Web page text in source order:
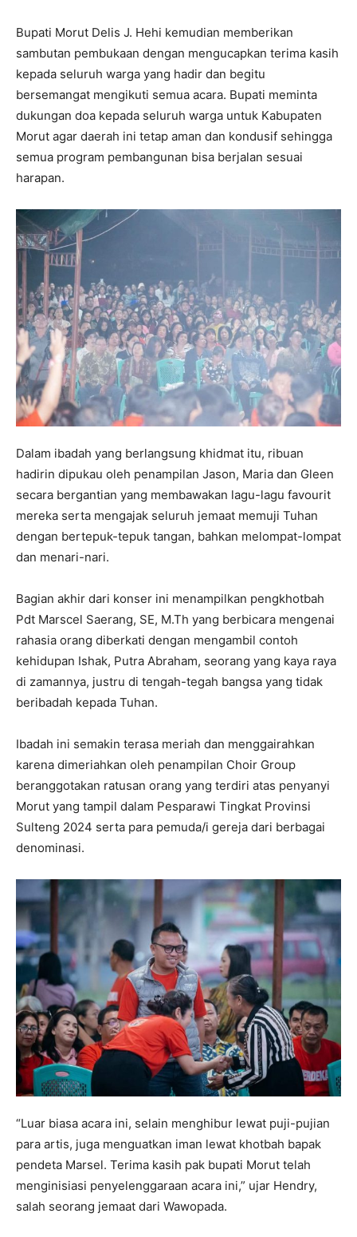
Bupati Morut Delis J. Hehi kemudian memberikan
sambutan pembukaan dengan mengucapkan terima kasih
kepada seluruh warga yang hadir dan begitu
bersemangat mengikuti semua acara. Bupati meminta
dukungan doa kepada seluruh warga untuk Kabupaten
Morut agar daerah ini tetap aman dan kondusif sehingga
semua program pembangunan bisa berjalan sesuai
harapan.
Dalam ibadah yang berlangsung khidmat itu, ribuan
hadirin dipukau oleh penampilan Jason, Maria dan Gleen
secara bergantian yang membawakan lagu-lagu favourit
mereka serta mengajak seluruh jemaat memuji Tuhan
dengan bertepuk-tepuk tangan, bahkan melompat-lompat
dan menari-nari.
Bagian akhir dari konser ini menampilkan pengkhotbah
Pdt Marscel Saerang, SE, M.Th yang berbicara mengenai
rahasia orang diberkati dengan mengambil contoh
kehidupan Ishak, Putra Abraham, seorang yang kaya raya
di zamannya, justru di tengah-tegah bangsa yang tidak
beribadah kepada Tuhan.
Ibadah ini semakin terasa meriah dan menggairahkan
karena dimeriahkan oleh penampilan Choir Group
beranggotakan ratusan orang yang terdiri atas penyanyi
Morut yang tampil dalam Pesparawi Tingkat Provinsi
Sulteng 2024 serta para pemuda/i gereja dari berbagai
denominasi.
“Luar biasa acara ini, selain menghibur lewat puji-pujian
para artis, juga menguatkan iman lewat khotbah bapak
pendeta Marsel. Terima kasih pak bupati Morut telah
menginisiasi penyelenggaraan acara ini,” ujar Hendry,
salah seorang jemaat dari Wawopada.